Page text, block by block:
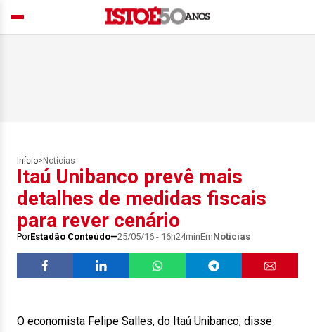
Início> Notícias
Itaú Unibanco prevê mais
detalhes de medidas fiscais
para rever cenário
PorEstadão Conteúdo 25/05/16 - 16h24minEmNotícias
O economista Felipe Salles, do Itaú Unibanco, disse